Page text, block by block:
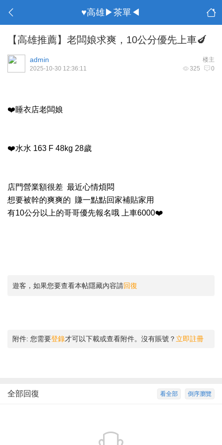
♥高雄▶茶單◀
【高雄推薦】老闆娘求爽，10公分優先上車🍆
楼主
admin
325 0
2025-10-30 12:36:11
❤️睡衣店老闆娘
❤️水水 163 F 48kg 28歲
店門營業額很差 最近心情煩悶
想要被幹的爽爽的 賺一點點回家補貼家用
有10公分以上的哥哥優先報名哦 上車6000❤️
遊客，如果您要查看本帖隱藏內容請回復
附件: 您需要登錄才可以下載或查看附件。沒有賬號？ 立即註冊
倒序瀏覽
看全部
全部回復